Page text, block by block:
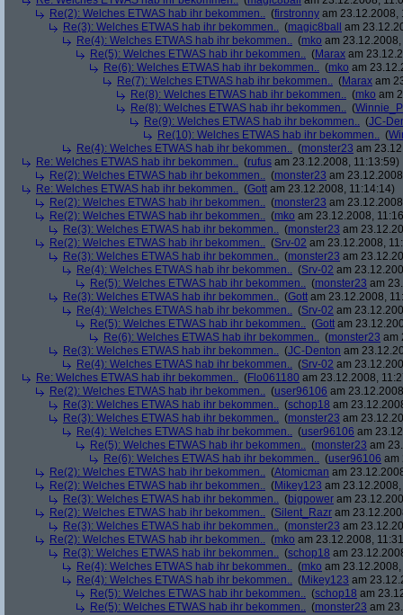
Re(2): Welches ETWAS hab ihr bekommen.. (firstronny am 23.12.2008,
Re(3): Welches ETWAS hab ihr bekommen.. (magic8ball
am
Re(4): Welches ETWAS hab ihr bekommen.. (mko am
Re(5): Welches ETWAS hab ihr bekommen.. (Marax am
Re(6): Welches ETWAS hab ihr bekommen.. (mko am
Re(7): Welches ETWAS hab ihr bekommen.. (Marax am
Re(8): Welches ETWAS hab ihr bekommen.. (mko am
Re(8): Welches ETWAS hab ihr bekommen.. (
Re(9): Welches ETWAS hab ihr bekommen.. (JC-
Re(10): Welches ETWAS hab ihr bekommen.. (
Re(4): Welches ETWAS hab ihr bekommen.. (monster23 am
Re: Welches ETWAS hab ihr bekommen.. (rufus am 23.12.2008, 11:13:59)
Re(2): Welches ETWAS hab ihr bekommen.. (monster23 am
Re: Welches ETWAS hab ihr bekommen.. (Gott am 23.12.2008, 11:14:14)
Re(2): Welches ETWAS hab ihr bekommen.. (monster23 am
Re(2): Welches ETWAS hab ihr bekommen.. (mko am 23.12.2008,
Re(3): Welches ETWAS hab ihr bekommen.. (monster23 am
Re(2): Welches ETWAS hab ihr bekommen.. (Srv-02 am 23.12.2008,
Re(3): Welches ETWAS hab ihr bekommen.. (monster23 am
Re(4): Welches ETWAS hab ihr bekommen.. (Srv-02 am
Re(5): Welches ETWAS hab ihr bekommen.. (monster23 am
Re(3): Welches ETWAS hab ihr bekommen.. (Gott am 23.12.2008,
Re(4): Welches ETWAS hab ihr bekommen.. (Srv-02 am
Re(5): Welches ETWAS hab ihr bekommen.. (Gott am
Re(6): Welches ETWAS hab ihr bekommen.. (monster23 am
Re(3): Welches ETWAS hab ihr bekommen.. (JC-Denton am
Re(4): Welches ETWAS hab ihr bekommen.. (Srv-02 am
Re: Welches ETWAS hab ihr bekommen.. (Flo061180 am 23.12.2008,
Re(2): Welches ETWAS hab ihr bekommen.. (user96106 am
Re(3): Welches ETWAS hab ihr bekommen.. (schop18 am
Re(3): Welches ETWAS hab ihr bekommen.. (monster23 am
Re(4): Welches ETWAS hab ihr bekommen.. (user96106 am
Re(5): Welches ETWAS hab ihr bekommen.. (monster23 am
Re(6): Welches ETWAS hab ihr bekommen.. (user96106 am
Re(2): Welches ETWAS hab ihr bekommen.. (Atomicman am
Re(2): Welches ETWAS hab ihr bekommen.. (Mikey123 am
Re(3): Welches ETWAS hab ihr bekommen.. (bigpower am
Re(2): Welches ETWAS hab ihr bekommen.. (Silent_Razr am
Re(3): Welches ETWAS hab ihr bekommen.. (monster23 am
Re(2): Welches ETWAS hab ihr bekommen.. (mko am 23.12.2008,
Re(3): Welches ETWAS hab ihr bekommen.. (schop18 am
Re(4): Welches ETWAS hab ihr bekommen.. (mko am
Re(4): Welches ETWAS hab ihr bekommen.. (Mikey123 am
Re(5): Welches ETWAS hab ihr bekommen.. (schop18 am
Re(5): Welches ETWAS hab ihr bekommen.. (monster23 am